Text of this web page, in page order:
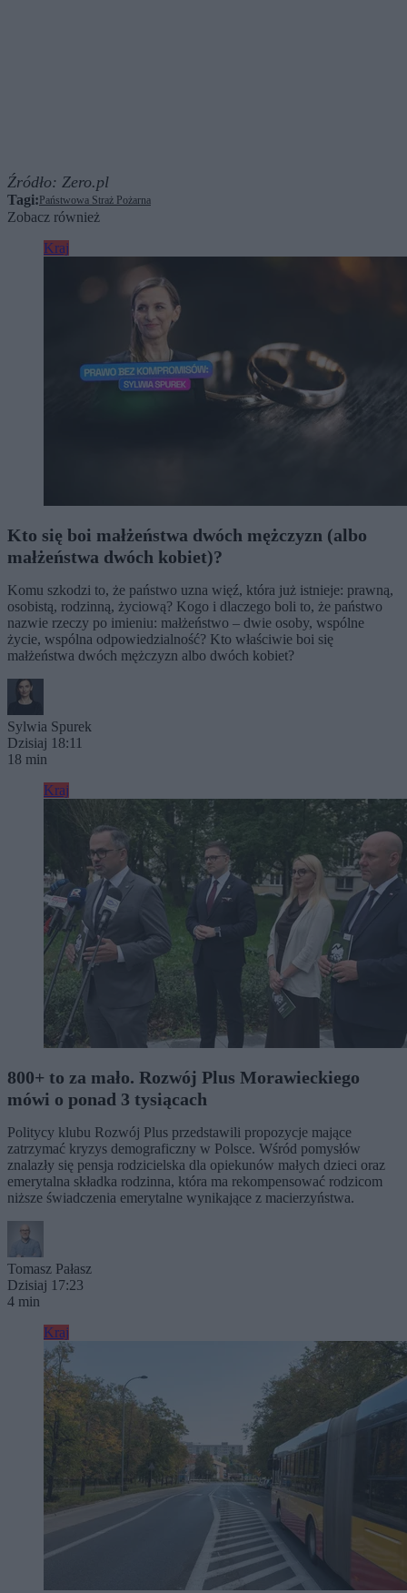
Źródło: Zero.pl
Tagi: Państwowa Straż Pożarna
Zobacz również
Kraj
Kto się boi małżeństwa dwóch mężczyzn (albo
małżeństwa dwóch kobiet)?
Komu szkodzi to, że państwo uzna więź, która już istnieje: prawną,
osobistą, rodzinną, życiową? Kogo i dlaczego boli to, że państwo
nazwie rzeczy po imieniu: małżeństwo – dwie osoby, wspólne
życie, wspólna odpowiedzialność? Kto właściwie boi się
małżeństwa dwóch mężczyzn albo dwóch kobiet?
Sylwia Spurek
Dzisiaj 18:11
18 min
Kraj
800+ to za mało. Rozwój Plus Morawieckiego
mówi o ponad 3 tysiącach
Politycy klubu Rozwój Plus przedstawili propozycje mające
zatrzymać kryzys demograficzny w Polsce. Wśród pomysłów
znalazły się pensja rodzicielska dla opiekunów małych dzieci oraz
emerytalna składka rodzinna, która ma rekompensować rodzicom
niższe świadczenia emerytalne wynikające z macierzyństwa.
Tomasz Pałasz
Dzisiaj 17:23
4 min
Kraj